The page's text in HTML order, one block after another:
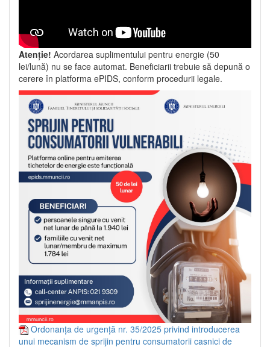
Atenție! Acordarea suplimentului pentru energie (50
lei/lună) nu se face automat. Beneficiarii trebuie să depună o
cerere în platforma ePIDS, conform procedurii legale.
Ordonanța de urgență nr. 35/2025 privind introducerea
unui mecanism de sprijin pentru consumatorii casnici de